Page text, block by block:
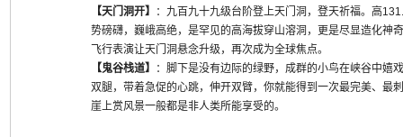
【天门洞开】
：九百九十九级台阶登上天门洞，登天祈福。高
势磅礴，巍峨高绝，是罕见的高海拔穿山溶洞，更是尽显造化神
飞行表演让天门洞悬念升级，再次成为全球焦点。
【鬼谷栈道】
：脚下是没有边际的绿野，成群的小鸟在峡谷中嬉
双腿，带着急促的心跳，伸开双臂，你就能得到一次最完美、最
崖上赏风景一般都是非人类所能享受的。